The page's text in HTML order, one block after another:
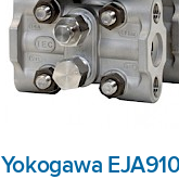
Yokogawa